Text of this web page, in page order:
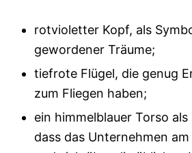
rotvioletter Kopf, als
gewordener Träume;
tiefrote Flügel, die genug
zum Fliegen haben;
ein himmelblauer Torso
dass das Unternehmen